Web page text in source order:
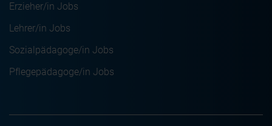
Erzieher/in Jobs
Lehrer/in Jobs
Sozialpädagoge/in Jobs
Pflegepädagoge/in Jobs